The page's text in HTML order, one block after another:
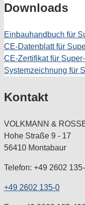
Downloads
Einbauhandbuch für
CE-Datenblatt für
CE-Zertifikat für
Systemzeichnung für
Kontakt
VOLKMANN &
Hohe Straße 9 - 17
56410 Montabaur
Telefon: +49 2602
+49 2602 135-0